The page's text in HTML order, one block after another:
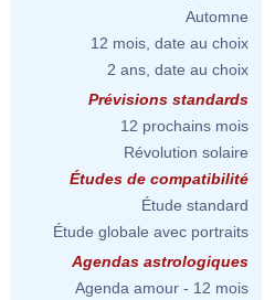
Automne
12 mois, date au choix
2 ans, date au choix
Prévisions standards
12 prochains mois
Révolution solaire
Études de compatibilité
Étude standard
Étude globale avec portraits
Agendas astrologiques
Agenda amour - 12 mois